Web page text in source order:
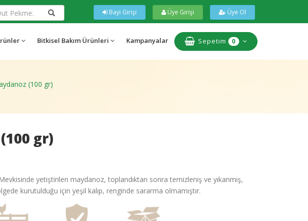
Bayi Girişi Üye Girişi Üye Ol
Bitkisel Bakım Ürünleri Kampanyalar Sepetim 0
(100 gr)
gr)
yetiştirilen maydanoz, toplandıktan sonra temizleniş ve yıkanmış,
kurutulduğu için yeşil kalıp, renginde sararma olmamıştır.